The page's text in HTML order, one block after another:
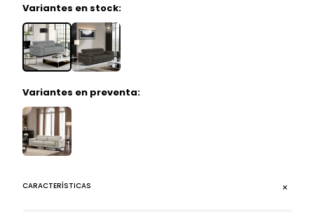
Variantes en stock:
Variantes en preventa:
CARACTERÍSTICAS